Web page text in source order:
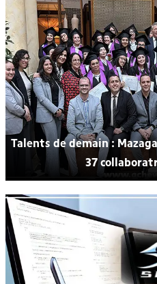
قاطرة التكوين بالجديدة ويستضيف
Talents de demain :
37